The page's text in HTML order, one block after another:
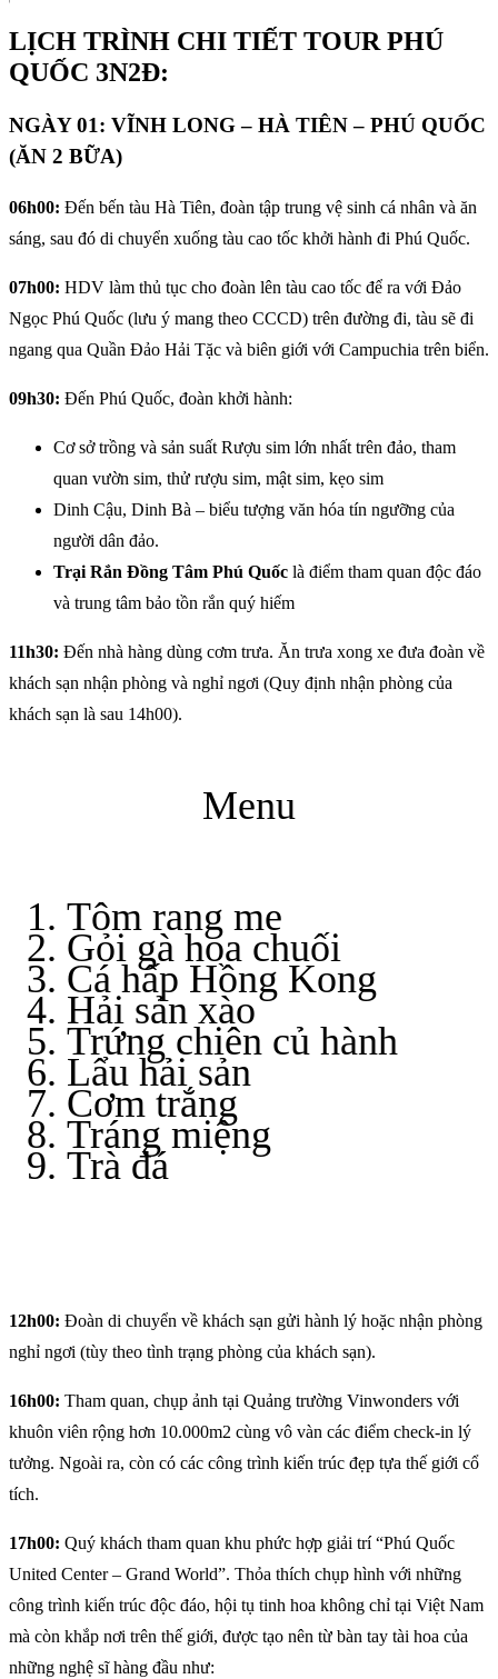
LỊCH TRÌNH CHI TIẾT TOUR PHÚ
QUỐC 3N2Đ:
NGÀY 01: VĨNH LONG – HÀ TIÊN – PHÚ QUỐC
(ĂN 2 BỮA)
06h00: Đến bến tàu Hà Tiên, đoàn tập trung vệ sinh cá nhân và ăn
sáng, sau đó di chuyển xuống tàu cao tốc khởi hành đi Phú Quốc.
07h00: HDV làm thủ tục cho đoàn lên tàu cao tốc để ra với Đảo
Ngọc Phú Quốc (lưu ý mang theo CCCD) trên đường đi, tàu sẽ đi
ngang qua Quần Đảo Hải Tặc và biên giới với Campuchia trên biển.
09h30: Đến Phú Quốc, đoàn khởi hành:
Cơ sở trồng và sản suất Rượu sim lớn nhất trên đảo, tham
quan vườn sim, thử rượu sim, mật sim, kẹo sim
Dinh Cậu, Dinh Bà – biểu tượng văn hóa tín ngưỡng của
người dân đảo.
Trại Rắn Đồng Tâm Phú Quốc là điểm tham quan độc đáo
và trung tâm bảo tồn rắn quý hiếm
11h30: Đến nhà hàng dùng cơm trưa. Ăn trưa xong xe đưa đoàn về
khách sạn nhận phòng và nghỉ ngơi (Quy định nhận phòng của
khách sạn là sau 14h00).
Menu
Tôm rang me
Gỏi gà hoa chuối
Cá hấp Hồng Kong
Hải sản xào
Trứng chiên củ hành
Lẩu hải sản
Cơm trắng
Tráng miệng
Trà đá
12h00: Đoàn di chuyển về khách sạn gửi hành lý hoặc nhận phòng
nghỉ ngơi (tùy theo tình trạng phòng của khách sạn).
16h00: Tham quan, chụp ảnh tại Quảng trường Vinwonders với
khuôn viên rộng hơn 10.000m2 cùng vô vàn các điểm check-in lý
tưởng. Ngoài ra, còn có các công trình kiến trúc đẹp tựa thế giới cổ
tích.
17h00: Quý khách tham quan khu phức hợp giải trí “Phú Quốc
United Center – Grand World”. Thỏa thích chụp hình với những
công trình kiến trúc độc đáo, hội tụ tinh hoa không chỉ tại Việt Nam
mà còn khắp nơi trên thế giới, được tạo nên từ bàn tay tài hoa của
những nghệ sĩ hàng đầu như: